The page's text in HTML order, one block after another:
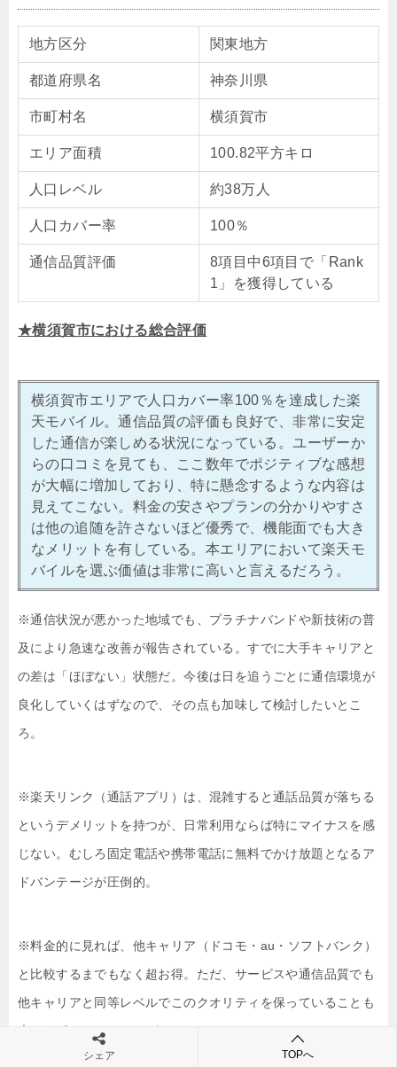
地方区分 関東地方
都道府県名 神奈川県
市町村名 横須賀市
エリア面積 100.82平方キロ
人口レベル 約38万人
人口カバー率 100％
通信品質評価
8項目中6項目で「Rank
1」を獲得している
★横須賀市における総合評価
横須賀市エリアで人口カバー率100％を達成した楽
天モバイル。通信品質の評価も良好で、非常に安定
した通信が楽しめる状況になっている。ユーザーか
らの口コミを見ても、ここ数年でポジティブな感想
が大幅に増加しており、特に懸念するような内容は
見えてこない。料金の安さやプランの分かりやすさ
は他の追随を許さないほど優秀で、機能面でも大き
なメリットを有している。本エリアにおいて楽天モ
バイルを選ぶ価値は非常に高いと言えるだろう。
※通信状況が悪かった地域でも、プラチナバンドや新技術の普
及により急速な改善が報告されている。すでに大手キャリアと
の差は「ほぼない」状態だ。今後は日を追うごとに通信環境が
良化していくはずなので、その点も加味して検討したいとこ
ろ。
※楽天リンク（通話アプリ）は、混雑すると通話品質が落ちる
というデメリットを持つが、日常利用ならば特にマイナスを感
じない。むしろ固定電話や携帯電話に無料でかけ放題となるア
ドバンテージが圧倒的。
※料金的に見れば、他キャリア（ドコモ・au・ソフトバンク）
と比較するまでもなく超お得。ただ、サービスや通信品質でも
他キャリアと同等レベルでこのクオリティを保っていることも
大きなポイントの1つである。
シェア TOPへ